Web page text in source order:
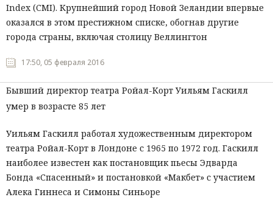
Index (CMI). Крупнейший город Новой Зеландии впервые
оказался в этом престижном списке, обогнав другие
города страны, включая столицу Веллингтон
17:50, 05 февраля 2016
Бывший директор театра Ройал-Корт Уильям Гаскилл
умер в возрасте 85 лет
Уильям Гаскилл работал художественным директором
театра Ройал-Корт в Лондоне с 1965 по 1972 год. Гаскилл
наиболее известен как постановщик пьесы Эдварда
Бонда «Спасенный» и постановкой «Макбет» с участием
Алека Гиннеса и Симоны Синьоре